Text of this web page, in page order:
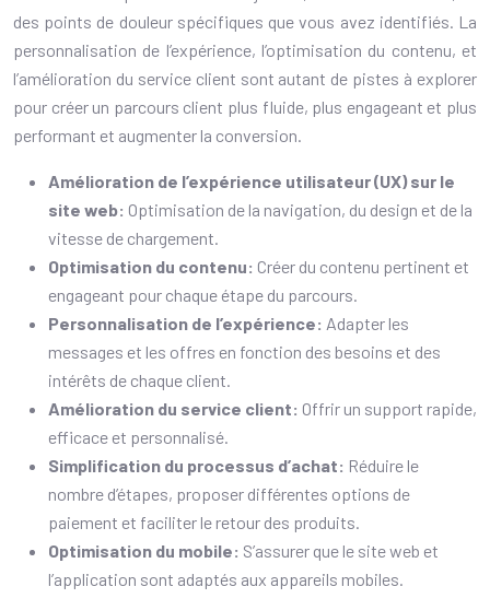
des points de douleur spécifiques que vous avez identifiés. La
personnalisation de l’expérience, l’optimisation du contenu, et
l’amélioration du service client sont autant de pistes à explorer
pour créer un parcours client plus fluide, plus engageant et plus
performant et augmenter la conversion.
Amélioration de l’expérience utilisateur (UX) sur le
site web: Optimisation de la navigation, du design et de la
vitesse de chargement.
Optimisation du contenu: Créer du contenu pertinent et
engageant pour chaque étape du parcours.
Personnalisation de l’expérience: Adapter les
messages et les offres en fonction des besoins et des
intérêts de chaque client.
Amélioration du service client: Offrir un support rapide,
efficace et personnalisé.
Simplification du processus d’achat: Réduire le
nombre d’étapes, proposer différentes options de
paiement et faciliter le retour des produits.
Optimisation du mobile: S’assurer que le site web et
l’application sont adaptés aux appareils mobiles.